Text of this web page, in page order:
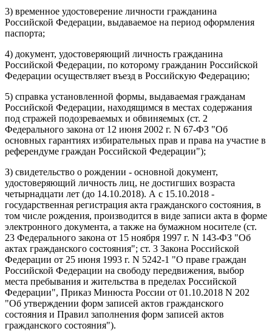
3) временное удостоверение личности гражданина
Российской Федерации, выдаваемое на период оформления
паспорта;
4) документ, удостоверяющий личность гражданина
Российской Федерации, по которому гражданин Российской
Федерации осуществляет въезд в Российскую Федерацию;
5) справка установленной формы, выдаваемая гражданам
Российской Федерации, находящимся в местах содержания
под стражей подозреваемых и обвиняемых (ст. 2
Федерального закона от 12 июня 2002 г. N 67-ФЗ "Об
основных гарантиях избирательных прав и права на участие в
референдуме граждан Российской Федерации");
З) свидетельство о рождении - основной документ,
удостоверяющий личность лиц, не достигших возраста
четырнадцати лет (до 14.10.2018). А с 15.10.2018 -
государственная регистрация акта гражданского состояния, в
том числе рождения, производится в виде записи акта в форме
электронного документа, а также на бумажном носителе (ст.
23 Федерального закона от 15 ноября 1997 г. N 143-ФЗ "Об
актах гражданского состояния"; ст. 3 Закона Российской
Федерации от 25 июня 1993 г. N 5242-1 "О праве граждан
Российской Федерации на свободу передвижения, выбор
места пребывания и жительства в пределах Российской
Федерации", Приказ Минюста России от 01.10.2018 N 202
"Об утверждении форм записей актов гражданского
состояния и Правил заполнения форм записей актов
гражданского состояния").